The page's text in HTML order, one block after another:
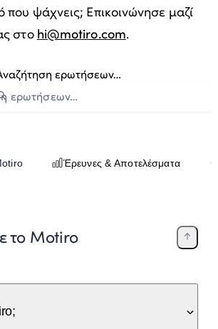
που ψάχνεις; Επικοινώνησε μαζί
στο hi@motiro.com.
ερωτήσεων…
Έρευνες & Αποτελέσματα
το Motiro